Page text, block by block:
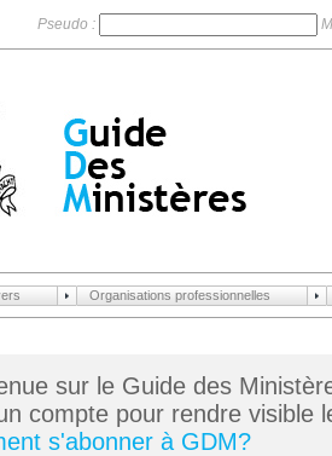
Pseudo :
Organisations professionnelles
sur le Guide des
compte pour rendre visible
s'abonner à GDM?